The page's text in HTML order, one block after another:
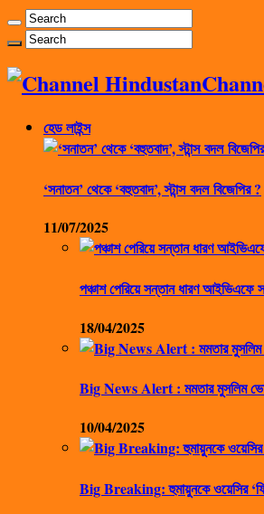
হেড লাইন্স
‘সনাতন’ থেকে ‘বহুতবাদ’, স্টান্স বদল বিজেপির ?
11/07/2025
পঞ্চাশ পেরিয়ে সন্তান ধারণ
18/04/2025
Big News Alert : মমতার মুসলিম
10/04/2025
Big Breaking: হুমায়ুনকে ওয়েসির